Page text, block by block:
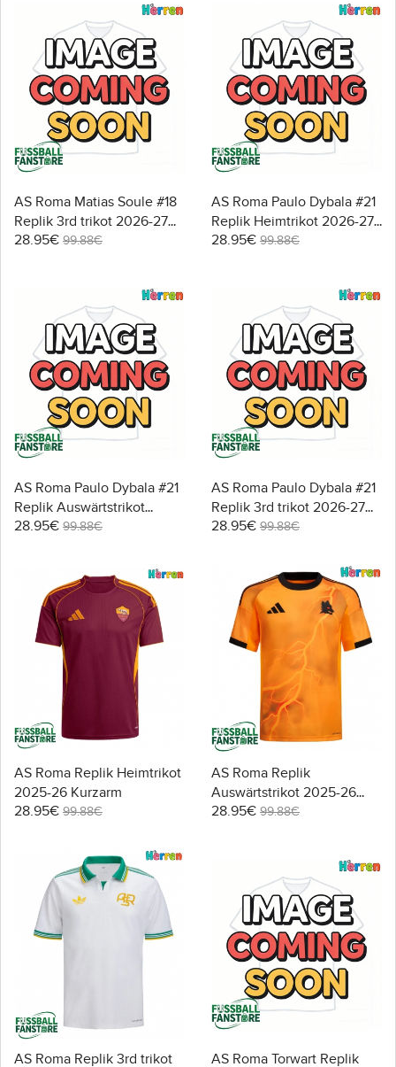
AS Roma Matias Soule #18
Replik 3rd trikot 2026-27
Kurzarm
28.95€ 99.88€
AS Roma Paulo Dybala #21
Replik Heimtrikot 2026-27
Kurzarm
28.95€ 99.88€
AS Roma Paulo Dybala #21
Replik Auswärtstrikot
2026-27 Kurzarm
28.95€ 99.88€
AS Roma Paulo Dybala #21
Replik 3rd trikot 2026-27
Kurzarm
28.95€ 99.88€
AS Roma Replik Heimtrikot
2025-26 Kurzarm
28.95€ 99.88€
AS Roma Replik
Auswärtstrikot 2025-26
Kurzarm
28.95€ 99.88€
AS Roma Replik 3rd trikot AS Roma Torwart Replik